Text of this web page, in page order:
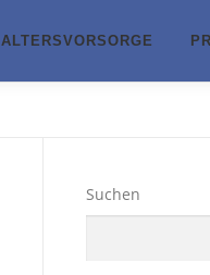
ALTERSVORSORGE
Suchen